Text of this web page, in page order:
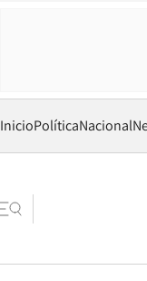
InicioPolíticaNacional